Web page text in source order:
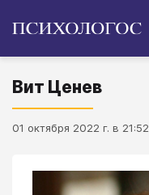
Вит Ценев
01 октября 2022 г. в 21:52